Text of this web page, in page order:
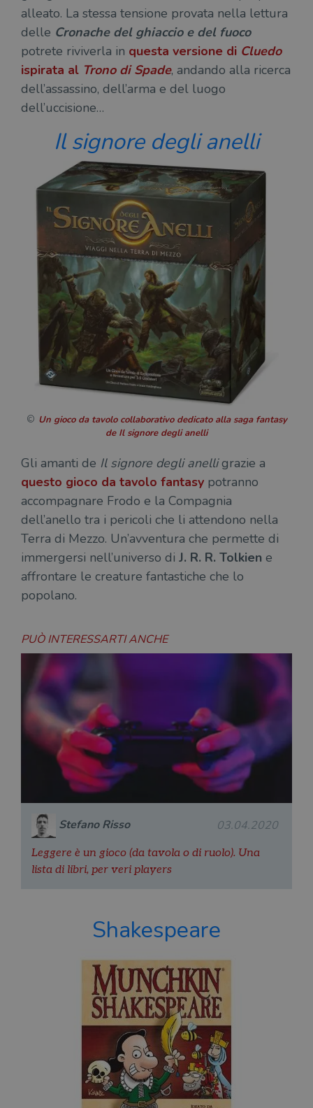
alleato. La stessa tensione provata nella lettura
delle Cronache del ghiaccio e del fuoco
potrete riviverla in questa versione di Cluedo
ispirata al Trono di Spade, andando alla ricerca
dell’assassino, dell’arma e del luogo
dell’uccisione…
Il signore degli anelli
Un gioco da tavolo collaborativo dedicato alla saga fantasy
de Il signore degli anelli
Gli amanti de Il signore degli anelligrazie a
questo gioco da tavolo fantasy potranno
accompagnare Frodo e la Compagnia
dell’anello tra i pericoli che li attendono nella
Terra di Mezzo. Un’avventura che permette di
immergersi nell’universo di J. R. R. Tolkien e
affrontare le creature fantastiche che lo
popolano.
PUÒ INTERESSARTI ANCHE
Stefano Risso 03.04.2020
Leggere è un gioco (da tavola o di ruolo). Una
lista di libri, per veri players
Shakespeare